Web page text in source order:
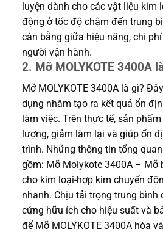
luyện dành cho các vật liệu kim
động ở tốc độ chậm đến trung
cân bằng giữa hiệu năng, chi
người vận hành.
2. Mỡ MOLYKOTE 3400A
Mỡ MOLYKOTE 3400A là gì?
dụng nhằm tạo ra kết quả ổn
làm việc. Trên thực tế, sản
lượng, giảm làm lại và giúp ổn
trình. Những thông tin tổng
gồm: Mỡ Molykote 3400A – Mỡ
cho kim loại-hợp kim chuyển
nhanh. Chịu tải trọng trung bình
cứng hữu ích cho hiệu suất và
để Mỡ MOLYKOTE 3400A hòa